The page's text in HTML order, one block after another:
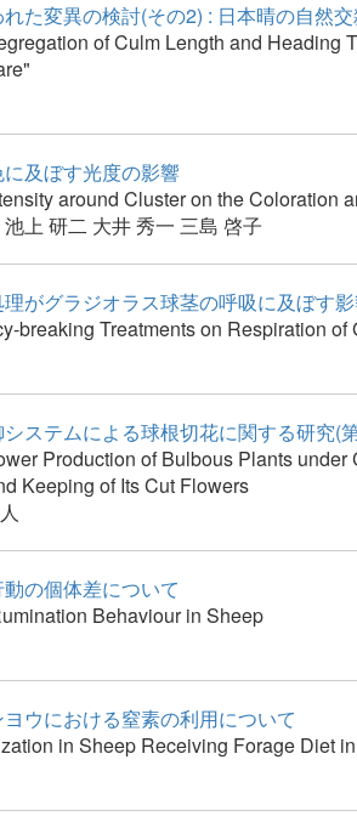
た変異の検討(その2) : 日本晴の自然
of Culm Length and Heading
及ぼす光度の影響
around Cluster on the Coloration
池上 研二 大井 秀一 三島 啓子
がグラジオラス球茎の呼吸に及ぼす
breaking Treatments on Respiration of
ステムによる球根切花に関する研究(
Production of Bulbous Plants
Keeping of Its Cut Flowers
の個体差について
Behaviour in Sheep
ウにおける窒素の利用について
in Sheep Receiving Forage Diet